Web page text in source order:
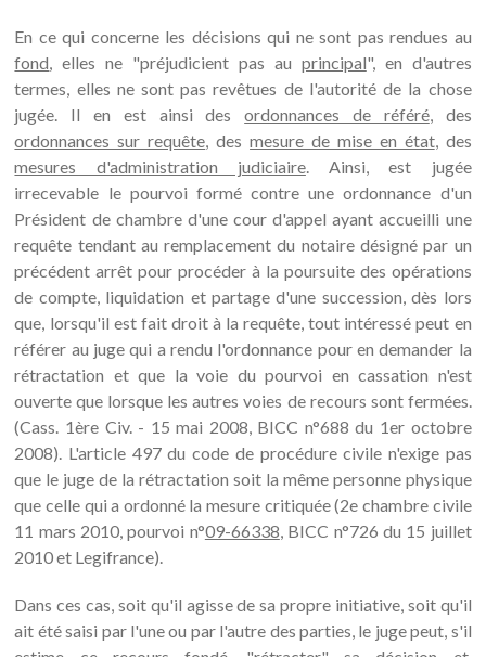
En ce qui concerne les décisions qui ne sont pas rendues au
fond, elles ne "préjudicient pas au principal", en d'autres
termes, elles ne sont pas revêtues de l'autorité de la chose
jugée. Il en est ainsi desordonnances de référé, des
ordonnances sur requête, desmesure de mise en état, des
mesures d'administration judiciaire. Ainsi, est jugée
irrecevable le pourvoi formé contre une ordonnance d'un
Président de chambre d'une cour d'appel ayant accueilli une
requête tendant au remplacement du notaire désigné par un
précédent arrêt pour procéder à la poursuite des opérations
de compte, liquidation et partage d'une succession, dès lors
que, lorsqu'il est fait droit à la requête, tout intéressé peut en
référer au juge qui a rendu l'ordonnance pour en demander la
rétractation et que la voie du pourvoi en cassation n'est
ouverte que lorsque les autres voies de recours sont fermées.
(Cass. 1ère Civ. - 15 mai 2008, BICC n°688 du 1er octobre
2008). L'article 497 du code de procédure civile n'exige pas
que le juge de la rétractation soit la même personne physique
que celle qui a ordonné la mesure critiquée (2e chambre civile
11 mars 2010, pourvoi n°09-66338, BICC n°726 du 15 juillet
2010 et Legifrance).
Dans ces cas, soit qu'il agisse de sa propre initiative, soit qu'il
ait été saisi par l'une ou par l'autre des parties, le juge peut, s'il